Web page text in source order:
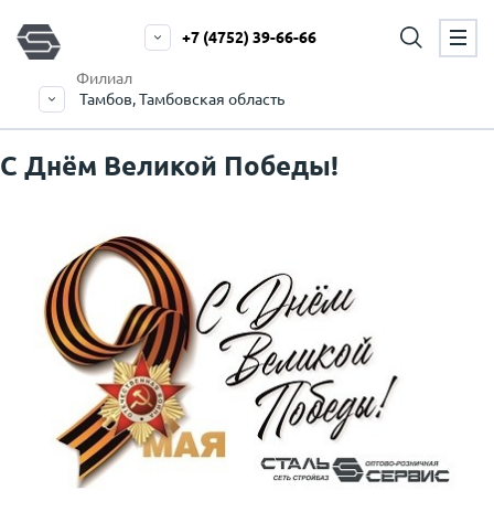
Филиал
Тамбов, Тамбовская область
+7 (4752) 39-66-66
С Днём Великой Победы!